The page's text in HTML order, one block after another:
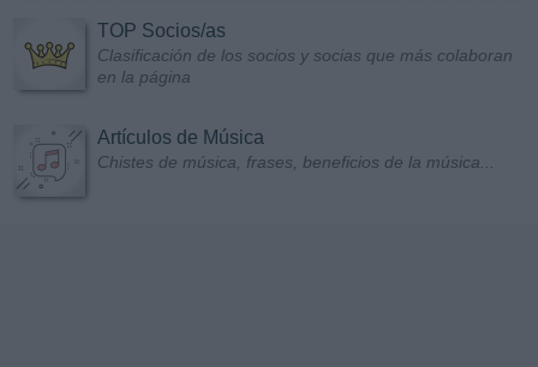
TOP Socios/as
Clasificación de los socios y socias que más colaboran
en la página
Artículos de Música
Chistes de música, frases, beneficios de la música...